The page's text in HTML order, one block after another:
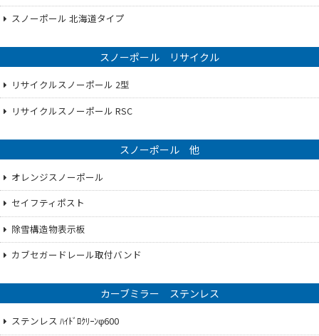
スノーポール 北海道タイプ
スノーポール リサイクル
リサイクルスノーポール 2型
リサイクルスノーポール RSC
スノーポール 他
オレンジスノーポール
セイフティポスト
除雪構造物表示板
カブセガードレール取付バンド
カーブミラー ステンレス
ステンレス ﾊｲﾄﾞﾛｸﾘｰﾝφ600